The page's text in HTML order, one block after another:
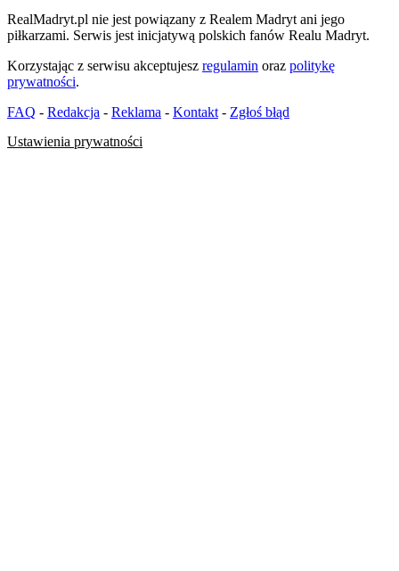
RealMadryt.pl nie jest powiązany z Realem Madryt ani jego
piłkarzami. Serwis jest inicjatywą polskich fanów Realu Madryt.
Korzystając z serwisu akceptujesz regulamin oraz politykę
prywatności.
FAQ - Redakcja - Reklama - Kontakt - Zgłoś błąd
Ustawienia prywatności